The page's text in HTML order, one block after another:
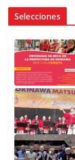
Selecciones